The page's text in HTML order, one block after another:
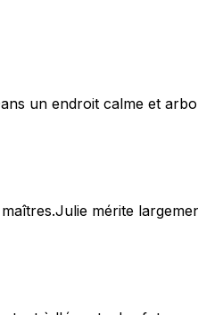
un endroit calme et
mérite